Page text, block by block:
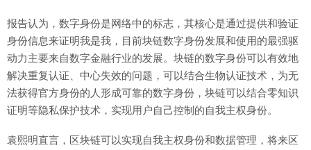
报告认为，数字身份是网络中的标志，其核心是通过提供和验证
身份信息来证明我是我，目前块链数字身份发展和使用的最强驱
动力主要来自数字金融行业的发展。块链的数字身份可以有效地
解决重复认证、中心失效的问题，可以结合生物认证技术，为无
法获得官方身份的人形成可靠的数字身份，块链可以结合零知识
证明等隐私保护技术，实现用户自己控制的自我主权身份。
袁熙明直言，区块链可以实现自我主权身份和数据管理，将来区